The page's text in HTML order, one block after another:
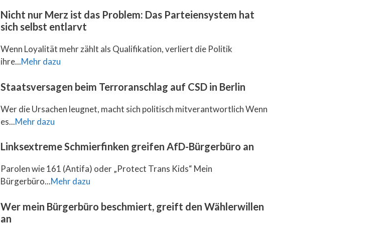
Nicht nur Merz ist das Problem: Das Parteiensystem hat
sich selbst entlarvt
Wenn Loyalität mehr zählt als Qualifikation, verliert die Politik
ihre...Mehr dazu
Staatsversagen beim Terroranschlag auf CSD in Berlin
Wer die Ursachen leugnet, macht sich politisch mitverantwortlich Wenn
es...Mehr dazu
Linksextreme Schmierfinken greifen AfD-Bürgerbüro an
Parolen wie 161 (Antifa) oder „Protect Trans Kids“ Mein
Bürgerbüro...Mehr dazu
Wer mein Bürgerbüro beschmiert, greift den Wählerwillen
an